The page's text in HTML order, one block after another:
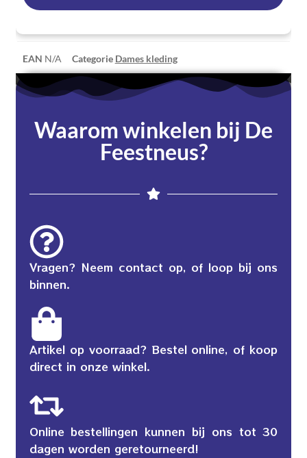
EAN N/A Categorie Dames kleding
Waarom winkelen bij De
Feestneus?
Vragen? Neem contact op, of loop bij ons
binnen.
Artikel op voorraad? Bestel online, of koop
direct in onze winkel.
Online bestellingen kunnen bij ons tot 30
dagen worden geretourneerd!